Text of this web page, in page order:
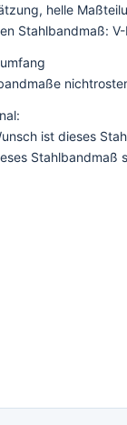
helle
Stahlbandmaß:
ist dieses
Stahlbandmaß